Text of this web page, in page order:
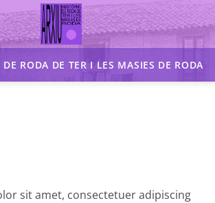
RODA DE TER I LES MASIES DE RODA
sit amet, consectetuer adipiscing